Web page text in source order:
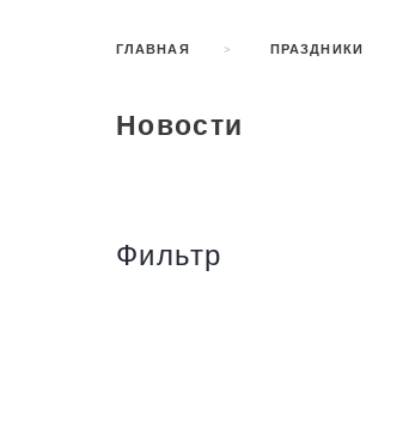
ГЛАВНАЯ ПРАЗДНИКИ
Новости
Фильтр